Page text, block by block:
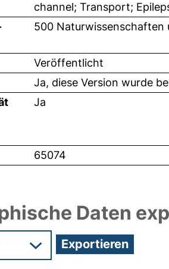
channel; Transport;
500 Naturwissenschaften
Veröffentlicht
Ja, diese Version wurde
Ja
65074
Daten